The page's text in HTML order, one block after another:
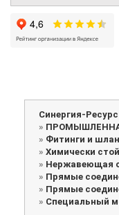
Синергия-Ресурс
»
» Фитинги и
» Химически
» Нержавеющая
» Прямые
» Прямые
» Специальный